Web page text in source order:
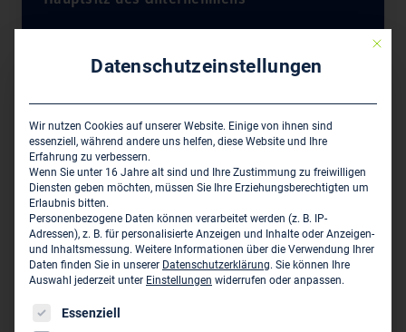
Lindberghstr. 19
089/3605140
089/36051499
mail@nickl-architekten.de
www.nickl-partner.com
Persönliche Vertreter im VBI:
Prof. Christine Nickl-Weller
Mit
Datenschutzeinstellungen
Wir nutzen Cookies auf unserer Website. Einige von ihnen sind
essenziell, während andere uns helfen, diese Website und Ihre
Erfahrung zu verbessern.
Wenn Sie unter 16 Jahre alt sind und Ihre Zustimmung zu freiwilligen
Diensten geben möchten, müssen Sie Ihre Erziehungsberechtigten um
Erlaubnis bitten.
Personenbezogene Daten können verarbeitet werden (z. B. IP-
Adressen), z. B. für personalisierte Anzeigen und Inhalte oder Anzeigen-
und Inhaltsmessung. Weitere Informationen über die Verwendung Ihrer
Daten finden Sie in unserer Datenschutzerklärung. Sie können Ihre
Auswahl jederzeit unter Einstellungen widerrufen oder anpassen.
Es folgt eine Liste der Service-Gruppen, für die eine
Essenziell